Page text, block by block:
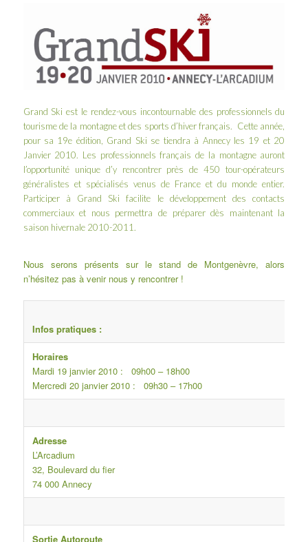
Grand Skiest le rendez-vous incontournable des professionnels du
tourisme de la montagne et des sports d’hiver français. Cette année,
pour sa 19e édition, Grand Ski se tiendra à Annecy les 19 et 20
Janvier 2010. Les professionnels français de la montagne auront
l’opportunité unique d’y rencontrer près de 450 tour-opérateurs
généralistes et spécialisés venus de France et du monde entier.
Participer à Grand Ski facilite le développement des contacts
commerciaux et nous permettra de préparer dès maintenant la
saison hivernale 2010-2011.
Nous serons présents sur le stand de Montgenèvre, alors
n’hésitez pas à venir nous y rencontrer !
Infos pratiques :
Horaires
Mardi 19 janvier 2010 : 09h00 – 18h00
Mercredi 20 janvier 2010 : 09h30 – 17h00
Adresse
L’Arcadium
32, Boulevard du fier
74 000 Annecy
Sortie Autoroute